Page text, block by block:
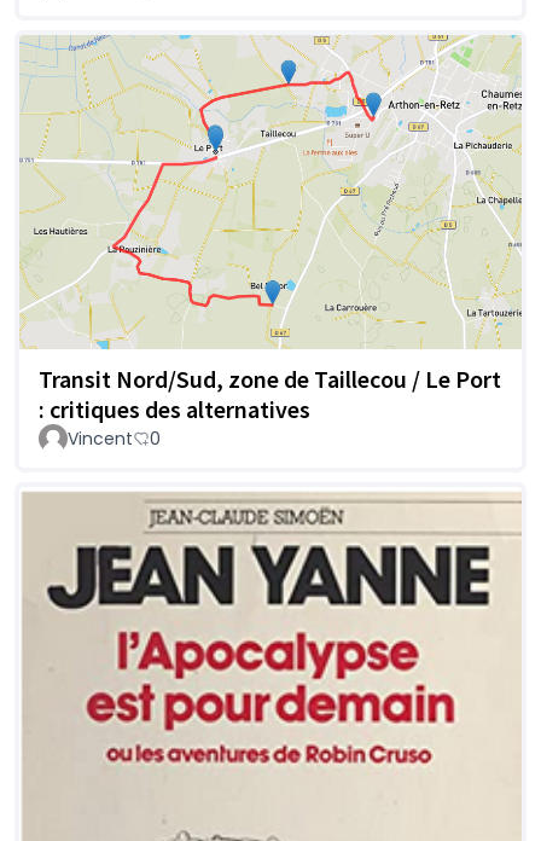
Transit Nord/Sud, zone de Taillecou / Le Port
: critiques des alternatives
Vincent 0